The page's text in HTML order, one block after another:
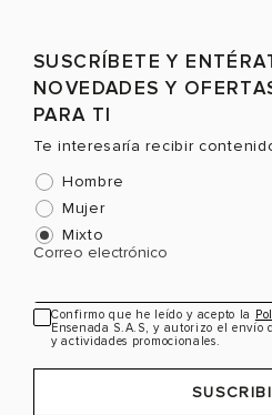
SUSCRÍBETE Y
NOVEDADES Y
PARA TI
Te interesaría recibir
Hombre
Mujer
Mixto
Correo electrónico
Confirmo que he leído y acepto la
Ensenada S.A.S, y autorizo el envío
y actividades promocionales.